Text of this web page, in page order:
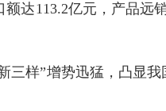
达113.2亿元，产品远
三样”增势迅猛，凸显